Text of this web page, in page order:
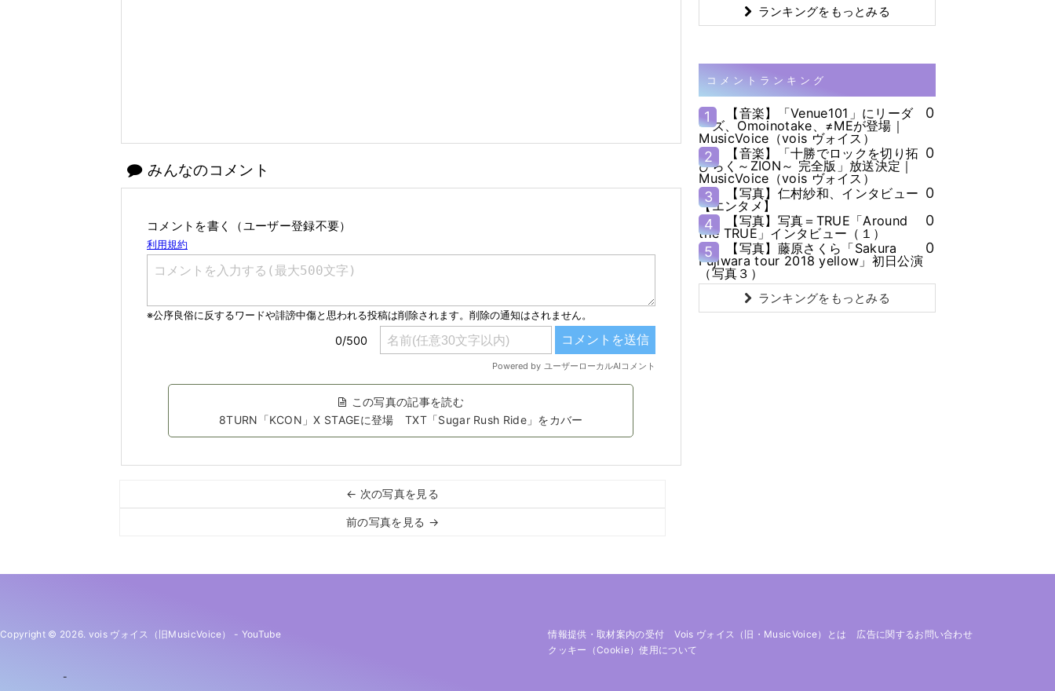
みんなのコメント
コメントを書く（ユーザー登録不要）
この写真の記事を読む
8TURN「KCON」X STAGEに登場 TXT「Sugar Rush Ride」をカバー
← 次の写真を見る
前の写真を見る →
ランキングをもっとみる
コメントランキング
1
【音楽】「Venue101」にリーダ
ーズ、Omoinotake、≠MEが登場｜
MusicVoice（vois ヴォイス）
0
2
【音楽】「十勝でロックを切り拓
ひらく～ZION～ 完全版」放送決定｜
MusicVoice（vois ヴォイス）
0
3
【写真】仁村紗和、インタビュー
【エンタメ】
0
4
【写真】写真＝TRUE「Around
the TRUE」インタビュー（１）
0
5
【写真】藤原さくら「Sakura
Fujiwara tour 2018 yellow」初日公演
（写真３）
0
ランキングをもっとみる
Copyright © 2026. vois ヴォイス（旧MusicVoice） - YouTube 情報提供・取材案内の受付 Vois ヴォイス（旧・MusicVoice）とは
広告に関するお問い合わせ
クッキー（cookie）使用について
-